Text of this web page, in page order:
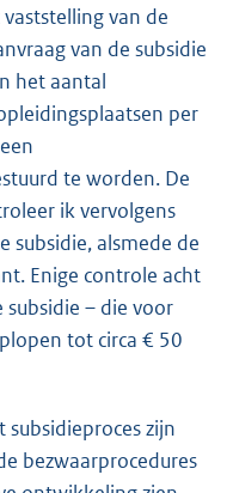
van de
van de subsidie
het aantal
per
te worden. De
ik vervolgens
subsidie, alsmede de
Enige controle acht
– die voor
tot circa € 50
zijn
bezwaarprocedures